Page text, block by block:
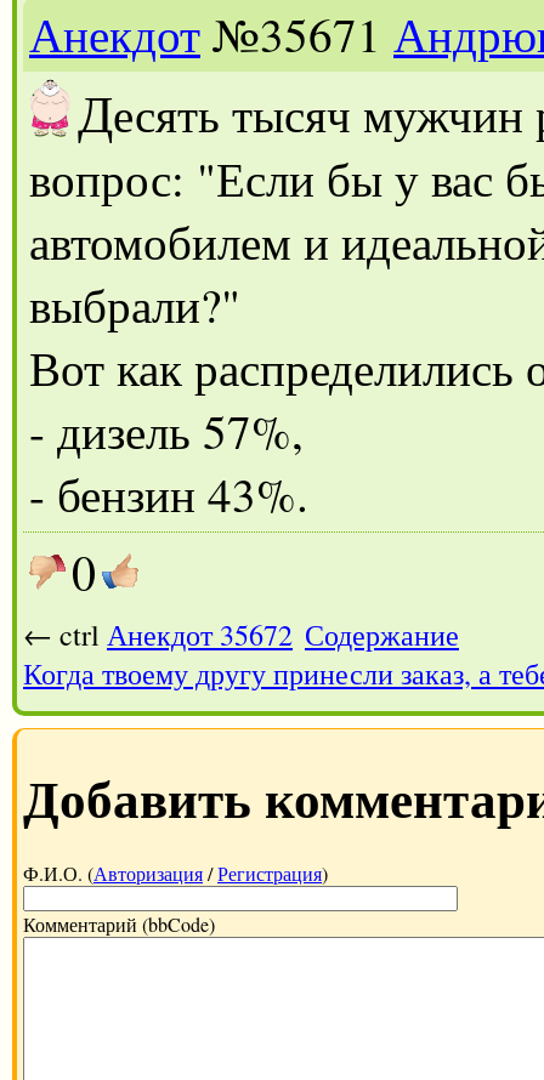
Анекдот№35671
Десять тысяч мужчин
вопрос: "Если бы у вас
автомобилем и
выбрали?"
Вот как распределились
- дизель 57%,
- бензин 43%.
0
← ctrl Анекдот 35672 Содержание
Когда твоему другу принесли заказ, а
Добавить
Ф.И.О. (Авторизация/Регистрация)
Комментарий (bbCode)